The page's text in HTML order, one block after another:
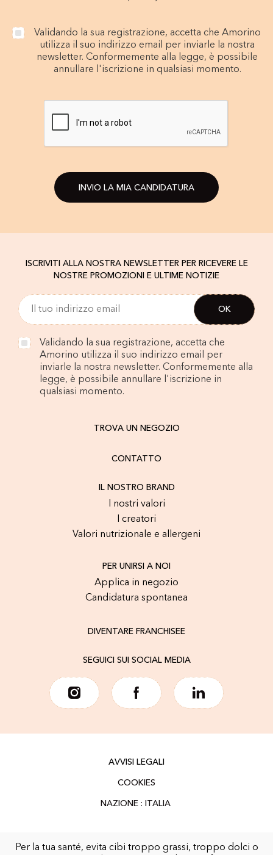
Validando la sua registrazione, accetta che Amorino
utilizza il suo indirizzo email per inviarle la nostra
newsletter. Conformemente alla legge, è possibile
annullare l'iscrizione in qualsiasi momento.
INVIO LA MIA CANDIDATURA
ISCRIVITI ALLA NOSTRA NEWSLETTER PER RICEVERE LE
NOSTRE PROMOZIONI E ULTIME NOTIZIE
Validando la sua registrazione, accetta che
Amorino utilizza il suo indirizzo email per
inviarle la nostra newsletter. Conformemente alla
legge, è possibile annullare l'iscrizione in
qualsiasi momento.
TROVA UN NEGOZIO
CONTATTO
IL NOSTRO BRAND
I nostri valori
I creatori
Valori nutrizionale e allergeni
PER UNIRSI A NOI
Applica in negozio
Candidatura spontanea
DIVENTARE FRANCHISEE
SEGUICI SUI SOCIAL MEDIA
AVVISI LEGALI
COOKIES
Per la tua santé, evita cibi troppo grassi, troppo dolci o